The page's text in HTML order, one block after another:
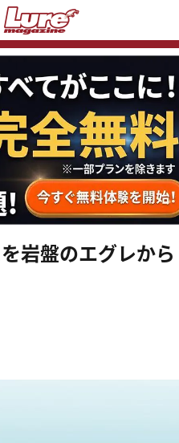
岩盤のエグレから